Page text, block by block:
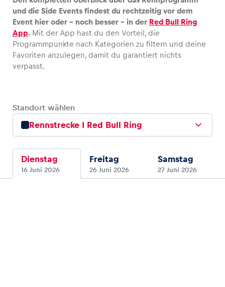
Alle anzeigen
und die Side Events findest du rechtzeitig vor dem
Event hier oder – noch besser – in der Red Bull Ring
App. Mit der App hast du den Vorteil, die
Programmpunkte nach Kategorien zu filtern und deine
Favoriten anzulegen, damit du garantiert nichts
verpasst.
Standort wählen
Rennstrecke I Red Bull Ring
Dienstag
16 Juni 2026
Freitag
26 Juni 2026
Samstag
27 Juni 2026